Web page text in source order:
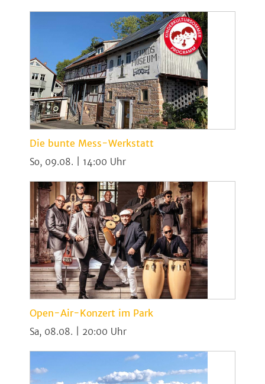
Die bunte Mess-Werkstatt
So, 09.08. | 14:00
Open-Air-Konzert im Park
Sa, 08.08. | 20:00